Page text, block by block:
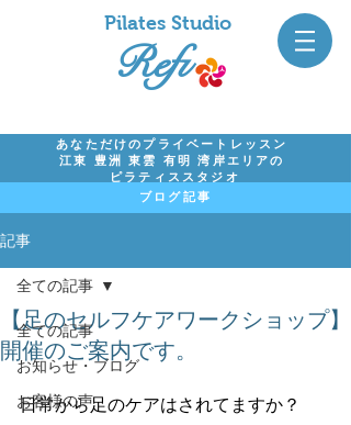
Pilates Studio
Refi
あなただけのプライベートレッスン
江東 豊洲 東雲 有明 湾岸エリアの
ピラティススタジオ
ブログ記事
記事
全ての記事
お知らせ・ブログ
お客様の声
全ての記事
【足のセルフケアワークショップ】
開催のご案内です。
日常から足のケアはされてますか？